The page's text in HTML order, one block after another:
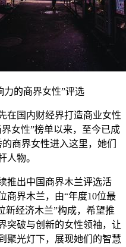
的商界女性”评选
在国内财经界打造商业女性
女性”榜单以来，至今已成
商界女性进入这里，她们
人物。
推出中国商界木兰评选活
商界木兰，由“年度10位最
新经济木兰”构成，希望推
突破与创新的女性领袖，让
聚光灯下，展现她们的智慧